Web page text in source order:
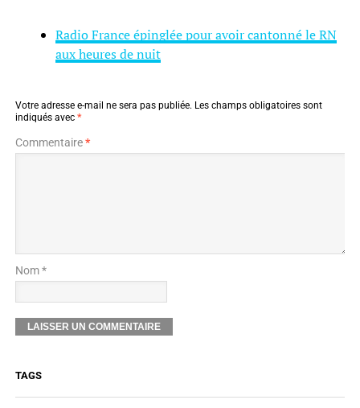
Radio France épinglée pour avoir cantonné le RN
aux heures de nuit
Votre adresse e-mail ne sera pas publiée. Les champs obligatoires sont
indiqués avec *
Commentaire*
Nom *
TAGS